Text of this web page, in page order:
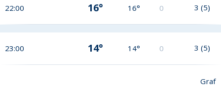
22:00 16° 16° 0 3 (5)
23:00 14° 14° 0 3 (5)
Graf